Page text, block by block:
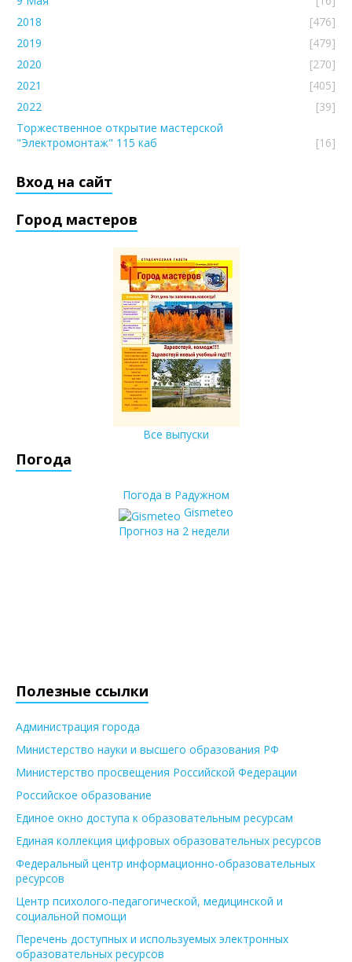
2018
[476]
2019
[479]
2020
[270]
2021
[405]
2022
[39]
Торжественное открытие мастерской
"Электромонтаж" 115 каб
[16]
Вход на сайт
Город мастеров
Все выпуски
Погода
Погода в Радужном
Gismeteo
Прогноз на 2 недели
Полезные ссылки
Администрация города
Министерство науки и высшего образования РФ
Министерство просвещения Российской Федерации
Российское образование
Единое окно доступа к образовательным ресурсам
Единая коллекция цифровых образовательных ресурсов
Федеральный центр информационно-образовательных
ресурсов
Центр психолого-педагогической, медицинской и
социальной помощи
Перечень доступных и используемых электронных
образовательных ресурсов